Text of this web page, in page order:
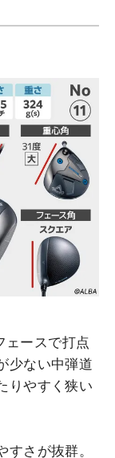
ェースで打点
少ない中弾道
りやすく狭い
さが抜群。